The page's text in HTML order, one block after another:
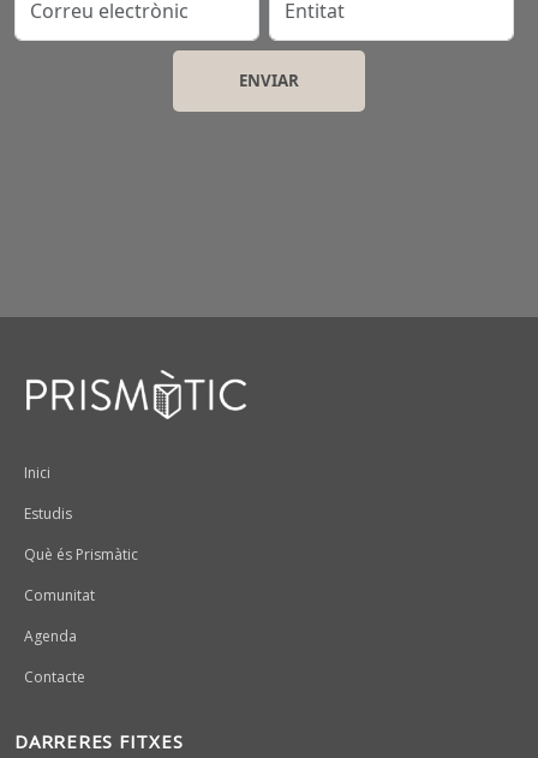
Peu
Inici
Estudis
Què és Prismàtic
Comunitat
Agenda
Contacte
DARRERES FITXES